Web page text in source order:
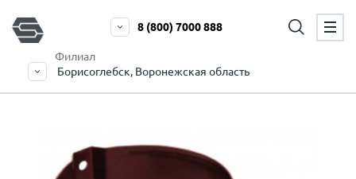
Филиал
Борисоглебск, Воронежская область
8 (800) 7000 888